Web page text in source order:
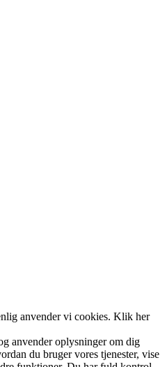
anvender vi cookies. Klik her
anvender oplysninger om dig
du bruger vores tjenester, vise